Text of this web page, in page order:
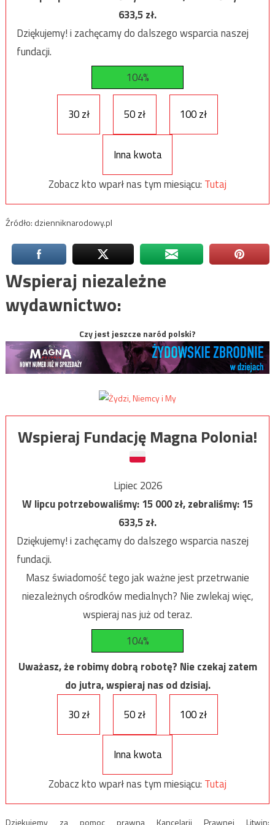
633,5zł.
Dziękujemy! i zachęcamy do dalszego wsparcia naszej
fundacji.
104%
30 zł 50 zł 100 zł
Inna kwota
Zobacz kto wparł nas tym miesiącu: Tutaj
Źródło: dzienniknarodowy.pl
Wspieraj niezależne
wydawnictwo:
Czy jest jeszcze naród polski?
Wspieraj Fundację Magna Polonia!
Lipiec 2026
W lipcu potrzebowaliśmy:15 000zł, zebraliśmy:15
633,5zł.
Dziękujemy! i zachęcamy do dalszego wsparcia naszej
fundacji.
Masz świadomość tego jak ważne jest przetrwanie
niezależnych ośrodków medialnych? Nie zwlekaj więc,
wspieraj nas już od teraz.
104%
Uważasz, że robimy dobrą robotę? Nie czekaj zatem
do jutra, wspieraj nas od dzisiaj.
30 zł
50 zł 100 zł
Inna kwota
Zobacz kto wparł nas tym miesiącu: Tutaj
Dziękujemy za pomoc prawną Kancelarii Prawnej Litwin: